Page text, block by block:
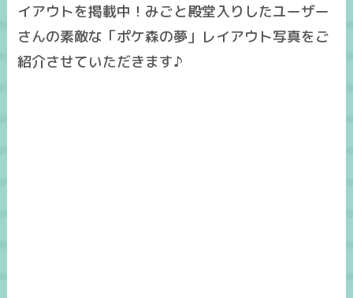
イアウトを掲載中！みごと殿堂入りしたユーザー
さんの素敵な「ポケ森の夢」レイアウト写真をご
紹介させていただきます♪